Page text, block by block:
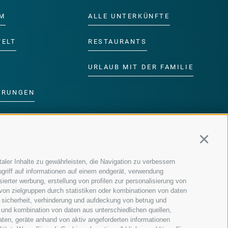
Inhalte zu gewährleisten, die Navigation zu verbessern
auf informationen auf einem endgerät, verwendung
werbung, erstellung von profilen zur personalisierung von
zielgruppen durch statistiken oder kombinationen von daten
verhinderung und aufdeckung von betrug und
kombination von daten aus unterschiedlichen quellen,
geräte anhand von aktiv angeforderten informationen
ALLE UNTERKÜNFTE
RESTAURANTS
URLAUB MIT DER FAMILIE